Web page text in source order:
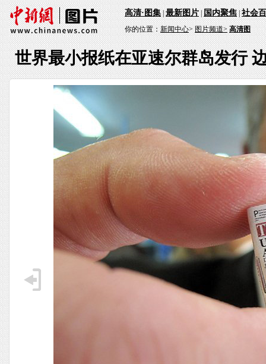
高清·图集|最新图片|国内聚焦|社会
你的位置：新闻中心>图片频道> 高清图
世界最小报纸在亚速尔群岛发行